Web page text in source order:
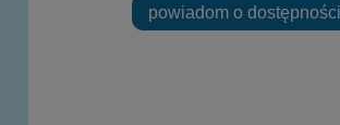
powiadom o dostępności